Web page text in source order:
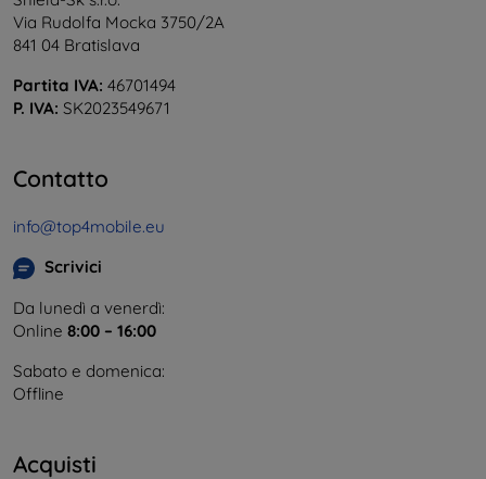
Via Rudolfa Mocka 3750/2A
841 04 Bratislava
Partita IVA: 46701494
P. IVA: SK2023549671
Contatto
info@top4mobile.eu
Scrivici
Da lunedì a venerdì:
Online 8:00 – 16:00
Sabato e domenica:
Offline
Acquisti